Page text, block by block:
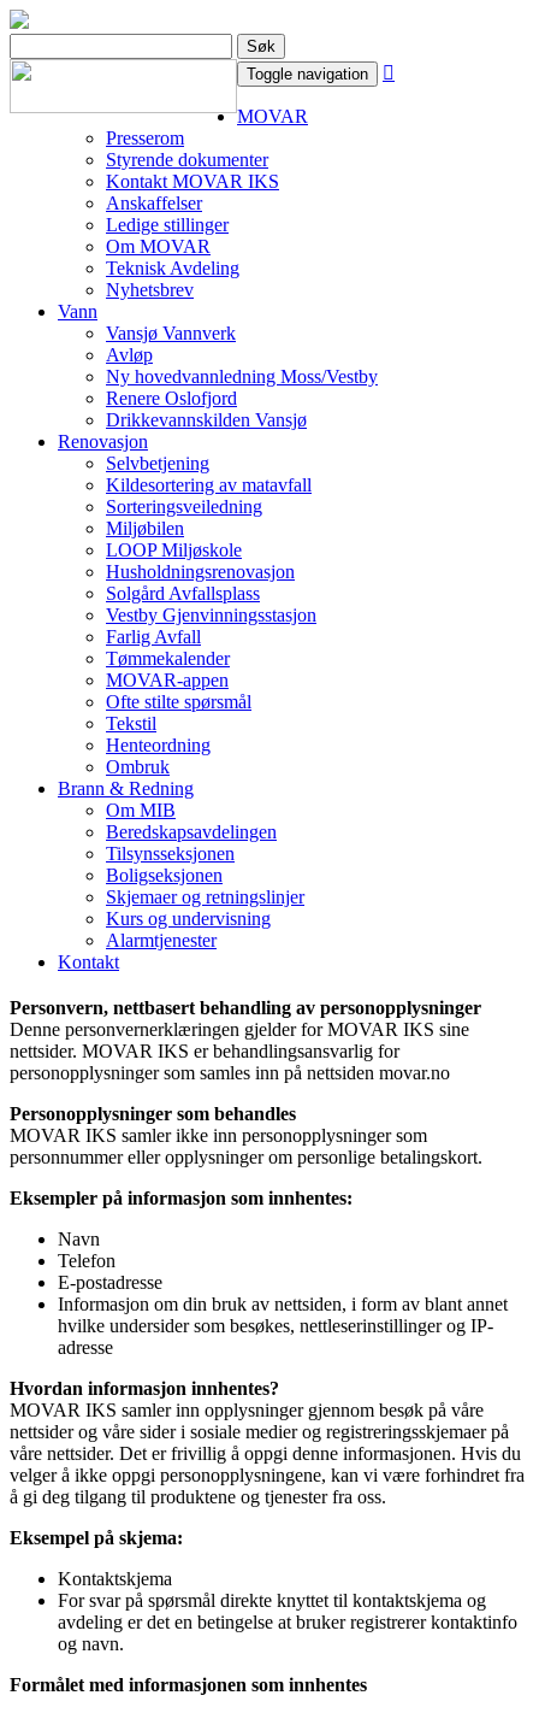
Søk
Toggle navigation

MOVAR
Presserom
Styrende dokumenter
Kontakt MOVAR IKS
Anskaffelser
Ledige stillinger
Om MOVAR
Teknisk Avdeling
Nyhetsbrev
Vann
Vansjø Vannverk
Avløp
Ny hovedvannledning Moss/Vestby
Renere Oslofjord
Drikkevannskilden Vansjø
Renovasjon
Selvbetjening
Kildesortering av matavfall
Sorteringsveiledning
Miljøbilen
LOOP Miljøskole
Husholdningsrenovasjon
Solgård Avfallsplass
Vestby Gjenvinningsstasjon
Farlig Avfall
Tømmekalender
MOVAR-appen
Ofte stilte spørsmål
Tekstil
Henteordning
Ombruk
Brann & Redning
Om MIB
Beredskapsavdelingen
Tilsynsseksjonen
Boligseksjonen
Skjemaer og retningslinjer
Kurs og undervisning
Alarmtjenester
Kontakt
Personvern, nettbasert behandling av personopplysninger
Denne personvernerklæringen gjelder for MOVAR IKS sine
nettsider. MOVAR IKS er behandlingsansvarlig for
personopplysninger som samles inn på nettsiden movar.no
Personopplysninger som behandles
MOVAR IKS samler ikke inn personopplysninger som
personnummer eller opplysninger om personlige betalingskort.
Eksempler på informasjon som innhentes:
Navn
Telefon
E-postadresse
Informasjon om din bruk av nettsiden, i form av blant annet
hvilke undersider som besøkes, nettleserinstillinger og IP-
adresse
Hvordan informasjon innhentes?
MOVAR IKS samler inn opplysninger gjennom besøk på våre
nettsider og våre sider i sosiale medier og registreringsskjemaer på
våre nettsider. Det er frivillig å oppgi denne informasjonen. Hvis du
velger å ikke oppgi personopplysningene, kan vi være forhindret fra
å gi deg tilgang til produktene og tjenester fra oss.
Eksempel på skjema:
Kontaktskjema
For svar på spørsmål direkte knyttet til kontaktskjema og
avdeling er det en betingelse at bruker registrerer kontaktinfo
og navn.
Formålet med informasjonen som innhentes